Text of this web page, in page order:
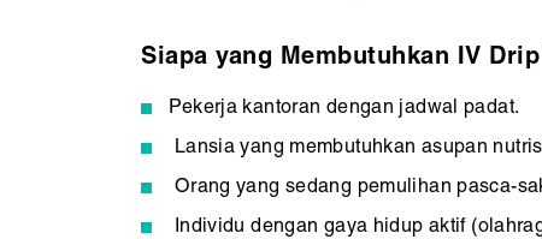
Siapa yang Membutuhkan IV
Pekerja kantoran dengan jadwal padat.
Lansia yang membutuhkan asupan
Orang yang sedang pemulihan pasca-
Individu dengan gaya hidup aktif